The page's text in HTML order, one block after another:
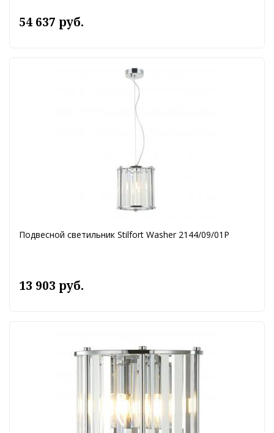
54 637 руб.
Подвесной светильник Stilfort Washer 2144/09/01P
13 903 руб.